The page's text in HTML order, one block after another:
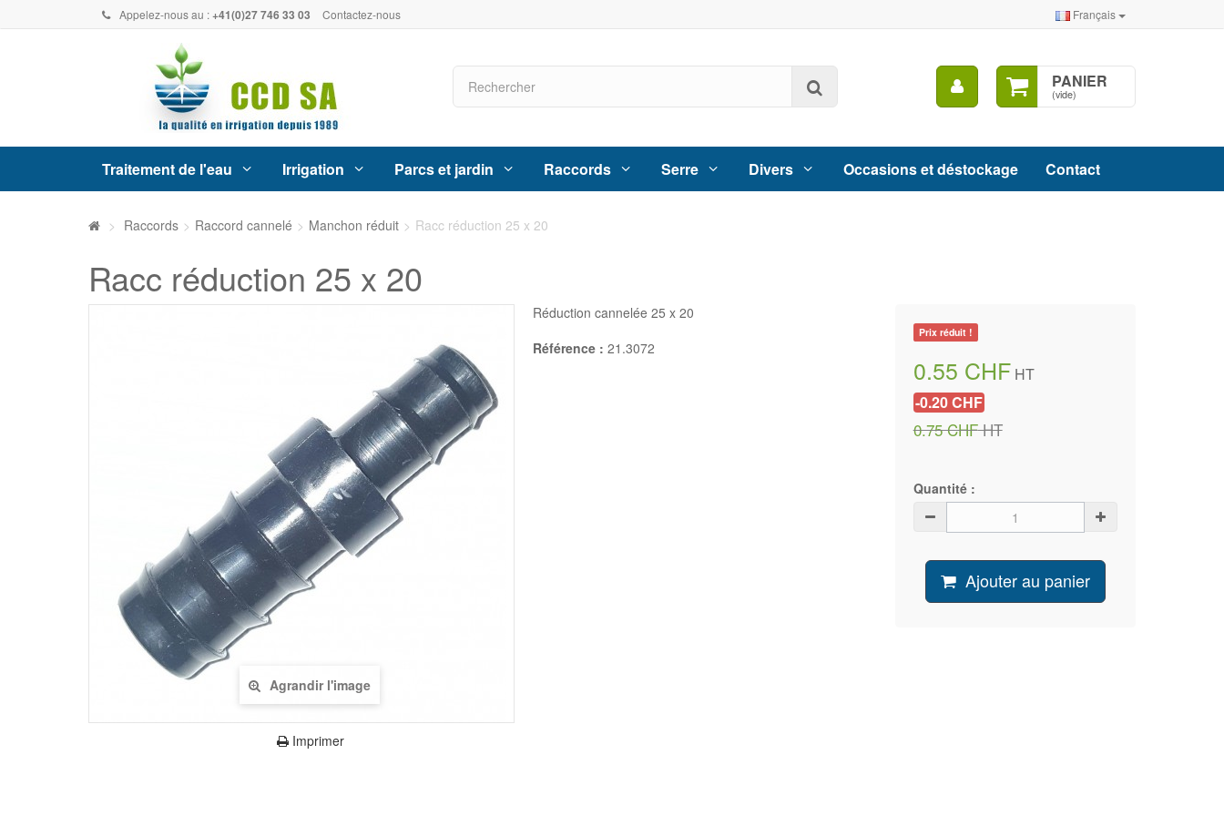
Appelez-nous au :+41(0)27 746 33 03 Contactez-nous Français
PANIER
(vide)
Mon
compte
Traitement de l'eau Irrigation Parcs et jardin Raccords Serre Divers Occasions et déstockage Contact
> Raccords > Raccord cannelé > Manchon réduit > Racc réduction 25 x 20
Racc réduction 25 x 20
Agrandir l'image
Imprimer
Prix réduit !
0.55 CHF HT
-0.20 CHF
0.75 CHFHT
Quantité :
Ajouter au panier
Réduction cannelée 25 x 20
Référence : 21.3072